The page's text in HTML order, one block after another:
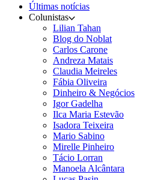
Últimas notícias
Colunistas
Lilian Tahan
Blog do Noblat
Carlos Carone
Andreza Matais
Claudia Meireles
Fábia Oliveira
Dinheiro & Negócios
Igor Gadelha
Ilca Maria Estevão
Isadora Teixeira
Mario Sabino
Mirelle Pinheiro
Tácio Lorran
Manoela Alcântara